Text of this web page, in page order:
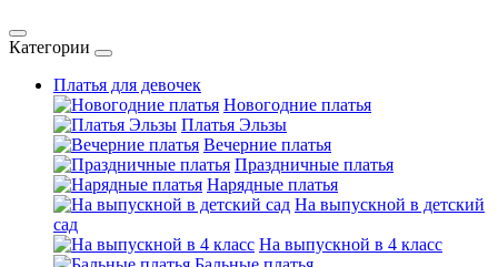
Категории
Платья для девочек
Новогодние платья
Платья Эльзы
Вечерние платья
Праздничные платья
Нарядные платья
На выпускной в детский
сад
На выпускной в 4 класс